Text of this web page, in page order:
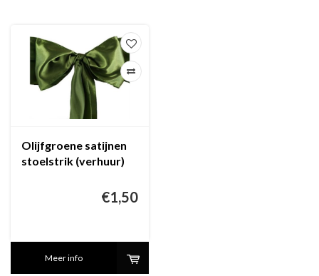
Olijfgroene satijnen
stoelstrik (verhuur)
€1,50
Meer info